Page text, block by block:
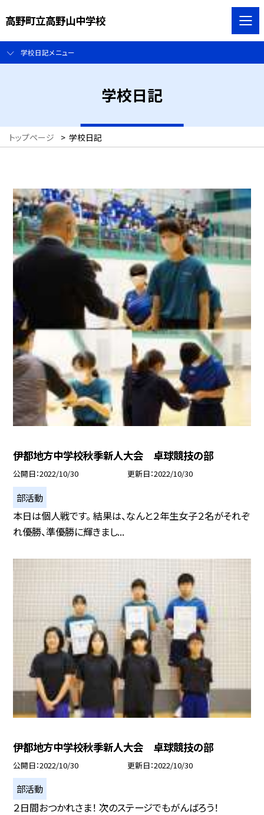
高野町立高野山中学校
学校日記メニュー
学校日記
トップページ > 学校日記
伊都地方中学校秋季新人大会 卓球競技の部
公開日 2022/10/30 更新日 2022/10/30
部活動
本日は個人戦です。 結果は、なんと２年生女子２名がそれぞ
れ優勝、準優勝に輝きまし...
伊都地方中学校秋季新人大会 卓球競技の部
公開日 2022/10/30 更新日 2022/10/30
部活動
２日間おつかれさま！ 次のステージでもがんばろう！